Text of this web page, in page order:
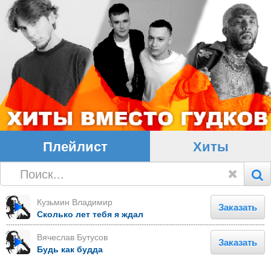
Плейлист Хиты
Кузьмин Владимир
Сколько лет тебя я ждал
Заказать
Вячеслав Бутусов
Будь как будда
Заказать